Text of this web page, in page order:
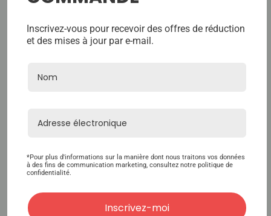
BASE
La couche intérieure supérieure
soie mono-filament avec une
fine pour plus de confort
TAILLE
La base mesure 15 cm x 20 cm
Inscrivez-vous pour recevoir des offres de réduction
et des mises à jour par e-mail.
*Pour plus d'informations sur la manière dont nous traitons vos données
à des fins de communication marketing, consultez notre politique de
confidentialité.
Inscrivez-moi